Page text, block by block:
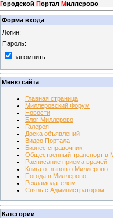
Городской Портал Миллерово
Форма входа
Логин:
Пароль:
запомнить
Меню сайта
Главная страница
Миллеровский Форум
Новости
Блог Миллерово
Галерея
Доска объявлений
Видео Портала
Бизнес справочник
Общественный транспорт в
Расписание приема врачей
Книга отзывов о Миллерово
Погода в Миллерово
Рекламодателям
Связь с Администратором
Категории